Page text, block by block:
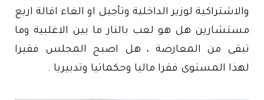
والاشتراكية لوزير الداخلية وتأجيل او الغاء اقالة اربع
مستشارين هل هو لعب بالنار ما بين الاغلبية وما
تبقى من المعارضة ، هل اصبح المجلس فقيرا
لهذا المستوى فقرا ماليا وحكماتيا وتدبيريا .